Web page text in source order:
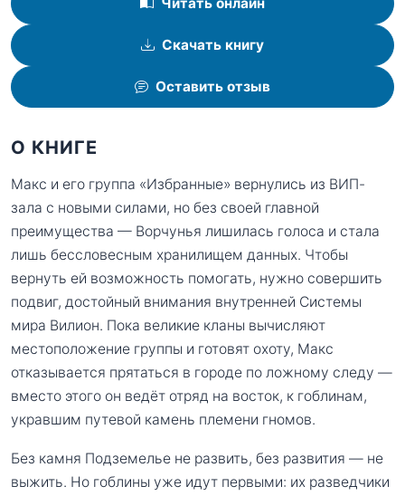
Скачать книгу
Оставить отзыв
О КНИГЕ
Макс и его группа «Избранные» вернулись из ВИП-
зала с новыми силами, но без своей главной
преимущества — Ворчунья лишилась голоса и стала
лишь бессловесным хранилищем данных. Чтобы
вернуть ей возможность помогать, нужно совершить
подвиг, достойный внимания внутренней Системы
мира Вилион. Пока великие кланы вычисляют
местоположение группы и готовят охоту, Макс
отказывается прятаться в городе по ложному следу —
вместо этого он ведёт отряд на восток, к гоблинам,
укравшим путевой камень племени гномов.
Без камня Подземелье не развить, без развития — не
выжить. Но гоблины уже идут первыми: их разведчики